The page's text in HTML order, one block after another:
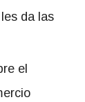
da las